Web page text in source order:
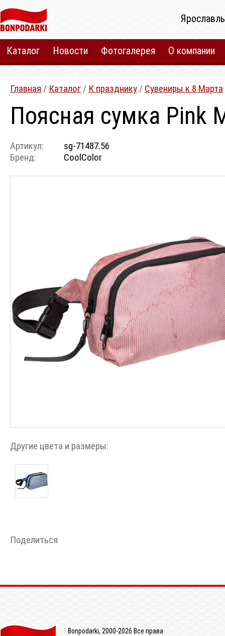
Каталог Новости Фотогалерея О компании
Главная / Каталог / К празднику / Сувениры к 8 Марта
Поясная сумка Pink
Артикул:
Бренд:
sg-71487.56
CoolColor
Другие цвета и размеры:
Поделиться
Bonpodarki, 2000-2026 Все права